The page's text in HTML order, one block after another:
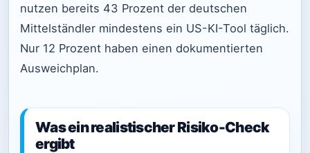
nutzen bereits 43 Prozent der deutschen
Mittelständler mindestens ein US-KI-Tool täglich.
Nur 12 Prozent haben einen dokumentierten
Ausweichplan.
Was ein realistischer Risiko-Check
ergibt